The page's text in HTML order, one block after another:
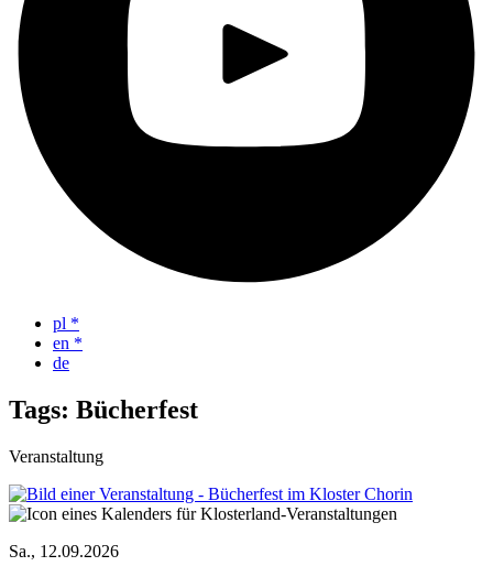
pl *
en *
de
Tags: Bücherfest
Veranstaltung
Sa., 12.09.2026